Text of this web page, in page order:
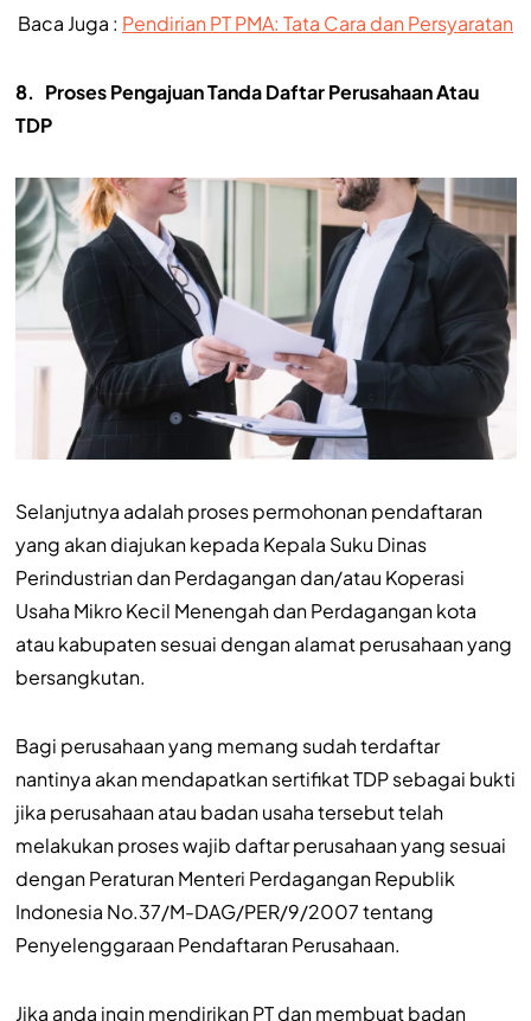
Baca Juga : Pendirian PT PMA: Tata Cara dan Persyaratan
8. Proses Pengajuan Tanda Daftar Perusahaan Atau
TDP
Selanjutnya adalah proses permohonan pendaftaran
yang akan diajukan kepada Kepala Suku Dinas
Perindustrian dan Perdagangan dan/atau Koperasi
Usaha Mikro Kecil Menengah dan Perdagangan kota
atau kabupaten sesuai dengan alamat perusahaan yang
bersangkutan.
Bagi perusahaan yang memang sudah terdaftar
nantinya akan mendapatkan sertifikat TDP sebagai bukti
jika perusahaan atau badan usaha tersebut telah
melakukan proses wajib daftar perusahaan yang sesuai
dengan Peraturan Menteri Perdagangan Republik
Indonesia No.37/M-DAG/PER/9/2007 tentang
Penyelenggaraan Pendaftaran Perusahaan.
Jika anda ingin mendirikan PT dan membuat badan